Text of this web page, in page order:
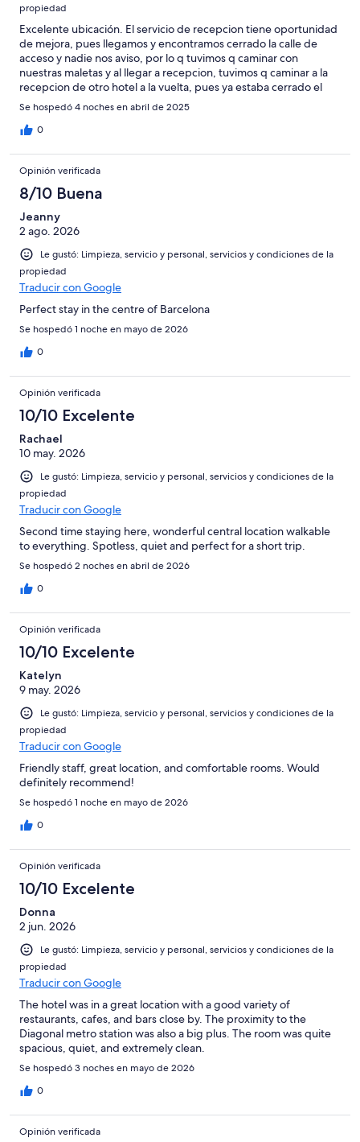
propiedad
Excelente ubicación. El servicio de recepcion tiene oportunidad
de mejora, pues llegamos y encontramos cerrado la calle de
acceso y nadie nos aviso, por lo q tuvimos q caminar con
nuestras maletas y al llegar a recepcion, tuvimos q caminar a la
recepcion de otro hotel a la vuelta, pues ya estaba cerrado el
acceso a nuestro hotel.
Se hospedó 4 noches en abril de 2025
0
Opinión verificada
8/10 Buena
Jeanny
2 ago. 2026
Le gustó: Limpieza, servicio y personal, servicios y condiciones de la
propiedad
Traducir con Google
Perfect stay in the centre of Barcelona
Se hospedó 1 noche en mayo de 2026
0
Opinión verificada
10/10 Excelente
Rachael
10 may. 2026
Le gustó: Limpieza, servicio y personal, servicios y condiciones de la
propiedad
Traducir con Google
Second time staying here, wonderful central location walkable
to everything. Spotless, quiet and perfect for a short trip.
Se hospedó 2 noches en abril de 2026
0
Opinión verificada
10/10 Excelente
Katelyn
9 may. 2026
Le gustó: Limpieza, servicio y personal, servicios y condiciones de la
propiedad
Traducir con Google
Friendly staff, great location, and comfortable rooms. Would
definitely recommend!
Se hospedó 1 noche en mayo de 2026
0
Opinión verificada
10/10 Excelente
Donna
2 jun. 2026
Le gustó: Limpieza, servicio y personal, servicios y condiciones de la
propiedad
Traducir con Google
The hotel was in a great location with a good variety of
restaurants, cafes, and bars close by. The proximity to the
Diagonal metro station was also a big plus. The room was quite
spacious, quiet, and extremely clean.
Se hospedó 3 noches en mayo de 2026
0
Opinión verificada